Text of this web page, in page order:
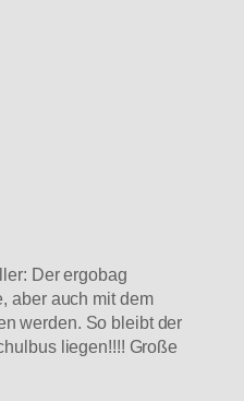
Der ergobag
aber auch mit dem
werden. So bleibt der
liegen!!!! Große